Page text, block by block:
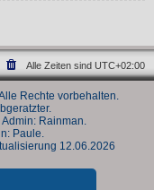
Alle Zeiten sind UTC+02:00
Rechte vorbehalten.
Rainman.
Paule.
12.06.2026